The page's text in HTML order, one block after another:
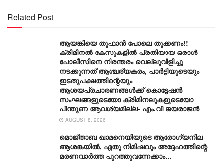
Related Post
ആയങ്കിയെ തൂഫാൻ പോലെ തൂക്കണം!!
ക്രിമിനൽ കേസുകളിൽ പ്രതിയായ ഒരാൾ
പോലീസിനെ നിരന്തരം വെല്ലുവിളിച്ചു
നടക്കുന്നത് ആശ്ചര്യകരം, പാർട്ടിയുടെയും
ഇടതുപക്ഷത്തിന്റെയും
ആശയപ്രചാരണങ്ങൾക്ക് കൊട്ടേഷൻ
സംഘങ്ങളുടെയോ ക്രിമിനലുകളുടെയോ
പിന്തുണ ആവശ്യമില്ല- എം.വി ജയരാജൻ
AUGUST 8, 2026
മൊജ്താബ ഖാമനെയിയുടെ ആരോ​ഗ്യനില
ആശങ്കയിൽ, ഏതു നിമിഷവും അദ്ദേഹത്തിന്റെ
മരണവാർത്ത പുറത്തുവന്നേക്കാം…